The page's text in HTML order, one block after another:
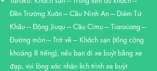
Đền Trường Xuân --- Cầu Ninh An --- Diêm Tử
Khẩu --- Động Jiuqu --- Cầu Cimu --- Tianxiang ---
Đường mòn --- Trở về --- Khách sạn (tổng cộng
khoảng 8 tiếng), nếu bạn đi xe buýt bằng xe
đạp, vui lòng xác nhận lịch trình xe buýt